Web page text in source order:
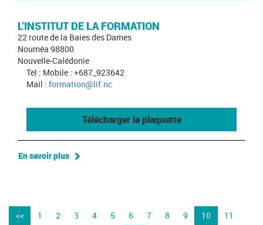
L'INSTITUT DE LA FORMATION
22 route de la Baies des Dames
Nouméa 98800
Nouvelle-Calédonie
Tel : Mobile : +687_923642
Mail : formation@lif.nc
Télécharger la plaquette
En savoir plus
<< 1 2 3 4 5 6 7 8 9 10
11